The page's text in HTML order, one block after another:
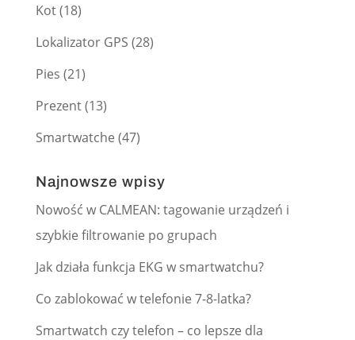
Kot(18)
Lokalizator GPS (28)
Pies (21)
Prezent(13)
Smartwatche (47)
Najnowsze wpisy
Nowość w CALMEAN: tagowanie urządzeń i
szybkie filtrowanie po grupach
Jak działa funkcja EKG w smartwatchu?
Co zablokować w telefonie 7-8-latka?
Smartwatch czy telefon – co lepsze dla